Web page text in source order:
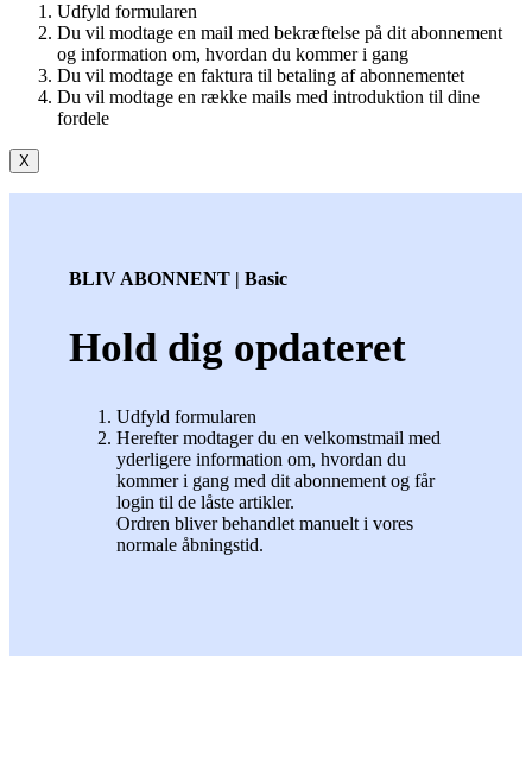
Udfyld formularen
Du vil modtage en mail med bekræftelse på dit abonnement
og information om, hvordan du kommer i gang
Du vil modtage en faktura til betaling af abonnementet
Du vil modtage en række mails med introduktion til dine
fordele
X
BLIV ABONNENT | Basic
Hold dig opdateret
Udfyld formularen
Herefter modtager du en velkomstmail med
yderligere information om, hvordan du
kommer i gang med dit abonnement og får
login til de låste artikler.
Ordren bliver behandlet manuelt i vores
normale åbningstid.